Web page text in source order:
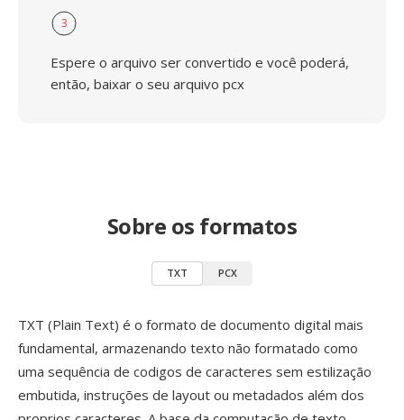
3
Espere o arquivo ser convertido e você poderá,
então, baixar o seu arquivo pcx
Sobre os formatos
TXT PCX
TXT (Plain Text) é o formato de documento digital mais
fundamental, armazenando texto não formatado como
uma sequência de codigos de caracteres sem estilização
embutida, instruções de layout ou metadados além dos